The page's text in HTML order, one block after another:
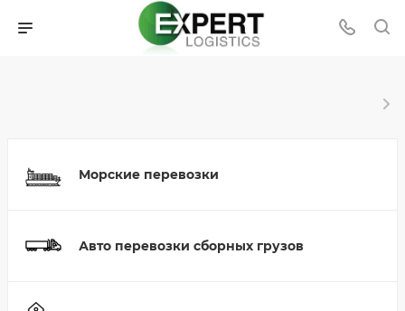
Морские перевозки
Авто перевозки сборных грузов